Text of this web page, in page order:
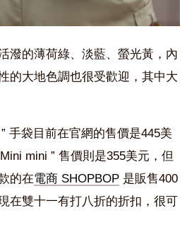
潑的薄荷綠、淡藍、螢光黃，內
的大地色調也很受歡迎，其中大
手袋目前在官網的售價是445美
mini ” 售價則是355美元，但
的在電商 SHOPBOP 是販售400
在雙十一有打八折的折扣，很可